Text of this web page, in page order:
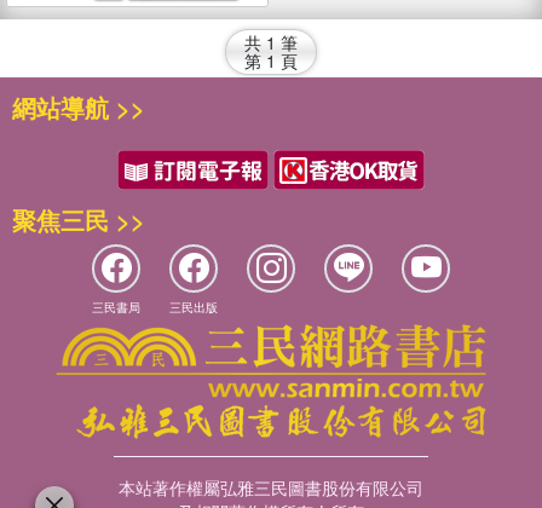
共 1 筆
第 1 頁
網站導航 >>
聚焦三民 >>
三民書局 三民出版
本站著作權屬弘雅三民圖書股份有限公司